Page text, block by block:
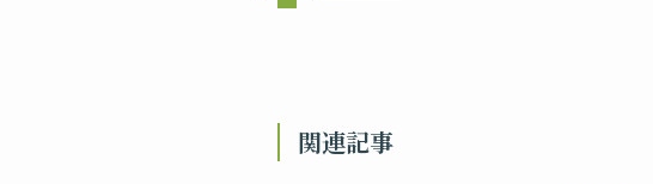
関連記事